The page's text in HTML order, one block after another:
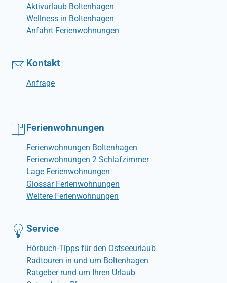
Aktivurlaub Boltenhagen
Wellness in Boltenhagen
Anfahrt Ferienwohnungen
Kontakt
Anfrage
Ferienwohnungen
Ferienwohnungen Boltenhagen
Ferienwohnungen 2 Schlafzimmer
Lage Ferienwohnungen
Glossar Ferienwohnungen
Weitere Ferienwohnungen
Service
Hörbuch-Tipps für den Ostseeurlaub
Radtouren in und um Boltenhagen
Ratgeber rund um Ihren Urlaub